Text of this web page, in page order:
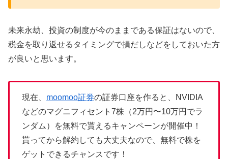
未来永劫、投資の制度が今のままである保証はないので、
税金を取り返せるタイミングで損だしなどをしておいた方
が良いと思います。
現在、 moomoo証券の証券口座を作ると、NVIDIA
などのマグニフィセント7株（2万円〜10万円でラ
ンダム）を無料で貰えるキャンペーンが開催中！
貰ってから解約しても大丈夫なので、無料で株を
ゲットできるチャンスです！